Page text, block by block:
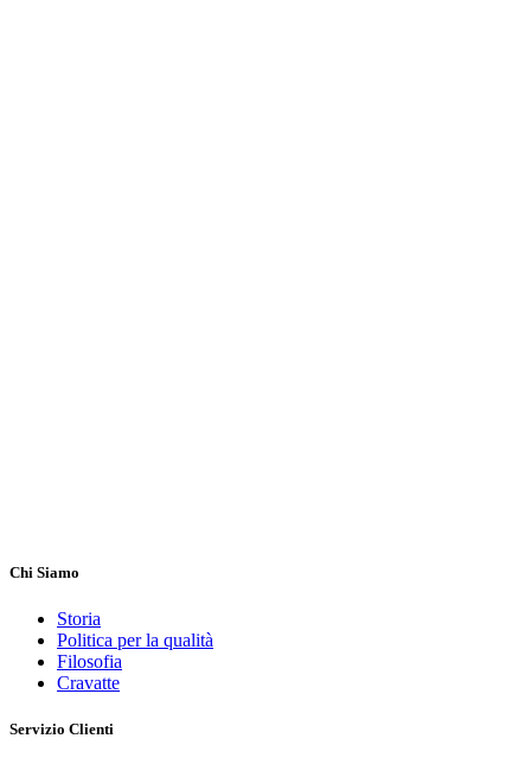
Chi Siamo
Storia
Politica per la qualità
Filosofia
Cravatte
Servizio Clienti